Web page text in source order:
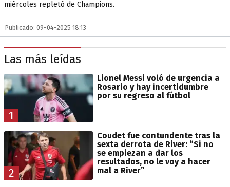
miércoles repletó de Champions.
Publicado: 09-04-2025 18:13
Las más leídas
1
Lionel Messi voló de urgencia a
Rosario y hay incertidumbre
por su regreso al fútbol
2
Coudet fue contundente tras la
sexta derrota de River: “Si no
se empiezan a dar los
resultados, no le voy a hacer
mal a River”